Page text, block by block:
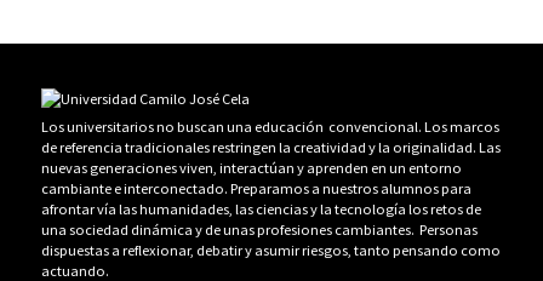
Los universitarios no buscan una educación convencional. Los marcos
de referencia tradicionales restringen la creatividad y la originalidad. Las
nuevas generaciones viven, interactúan y aprenden en un entorno
cambiante e interconectado. Preparamos a nuestros alumnos para
afrontar vía las humanidades, las ciencias y la tecnología los retos de
una sociedad dinámica y de unas profesiones cambiantes. Personas
dispuestas a reflexionar, debatir y asumir riesgos, tanto pensando como
actuando.